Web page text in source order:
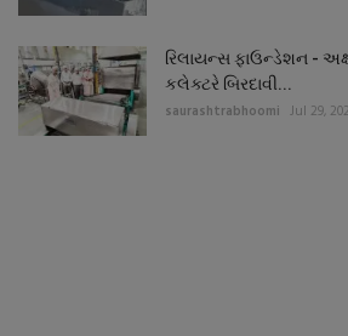
રિલાયન્સ ફાઉન્ડેશન -
કલેક્ટરે બિરદાવી...
saurashtrabhoomi Jul 29,